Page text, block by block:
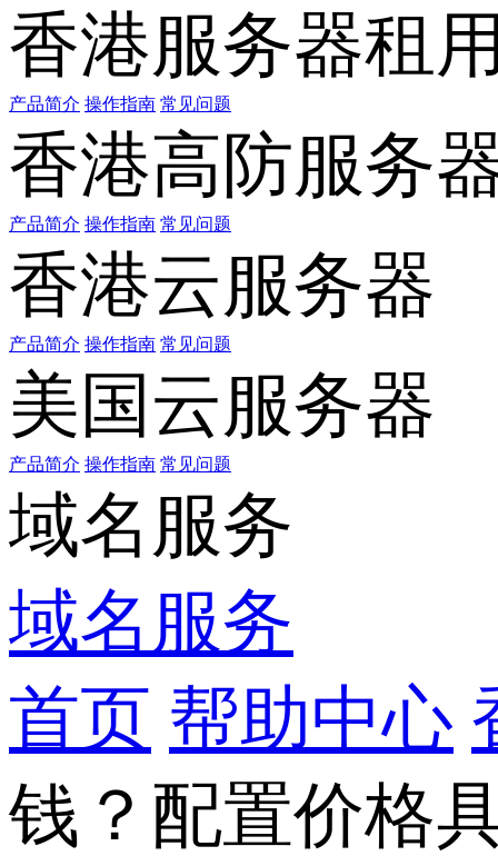
香港服务器租
产品简介 操作指南 常见问题
香港高防服务
产品简介 操作指南 常见问题
香港云服务器
产品简介 操作指南 常见问题
美国云服务器
产品简介 操作指南 常见问题
域名服务
域名服务
首页 帮助中心
钱？配置价格